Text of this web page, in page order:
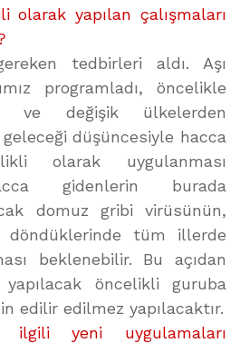
olarak yapılan çalışmaları
tedbirleri aldı. Aşı
programladı, öncelikle
ve değişik ülkelerden
düşüncesiyle hacca
olarak uygulanması
gidenlerin burada
domuz gribi virüsünün,
döndüklerinde tüm illerde
beklenebilir. Bu açıdan
yapılacak öncelikli guruba
edilir edilmez yapılacaktır.
yeni uygulamaları